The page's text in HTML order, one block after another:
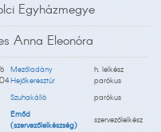
Egyházmegye
Anna Eleonóra
Mezőladány
h. lelkész
Hejőkeresztúr
parókus
Szuhakálló
parókus
Emőd
(szervezőlelkészség)
szervezőlelkész